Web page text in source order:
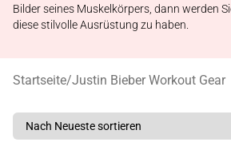
Bilder seines Muskelkörpers, dann werden
diese stilvolle Ausrüstung zu haben.
Startseite/Justin Bieber Workout Gear